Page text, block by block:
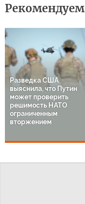
Рекомендуем
Разведка США
выяснила, что Путин
может проверить
решимость НАТО
ограниченным
вторжением